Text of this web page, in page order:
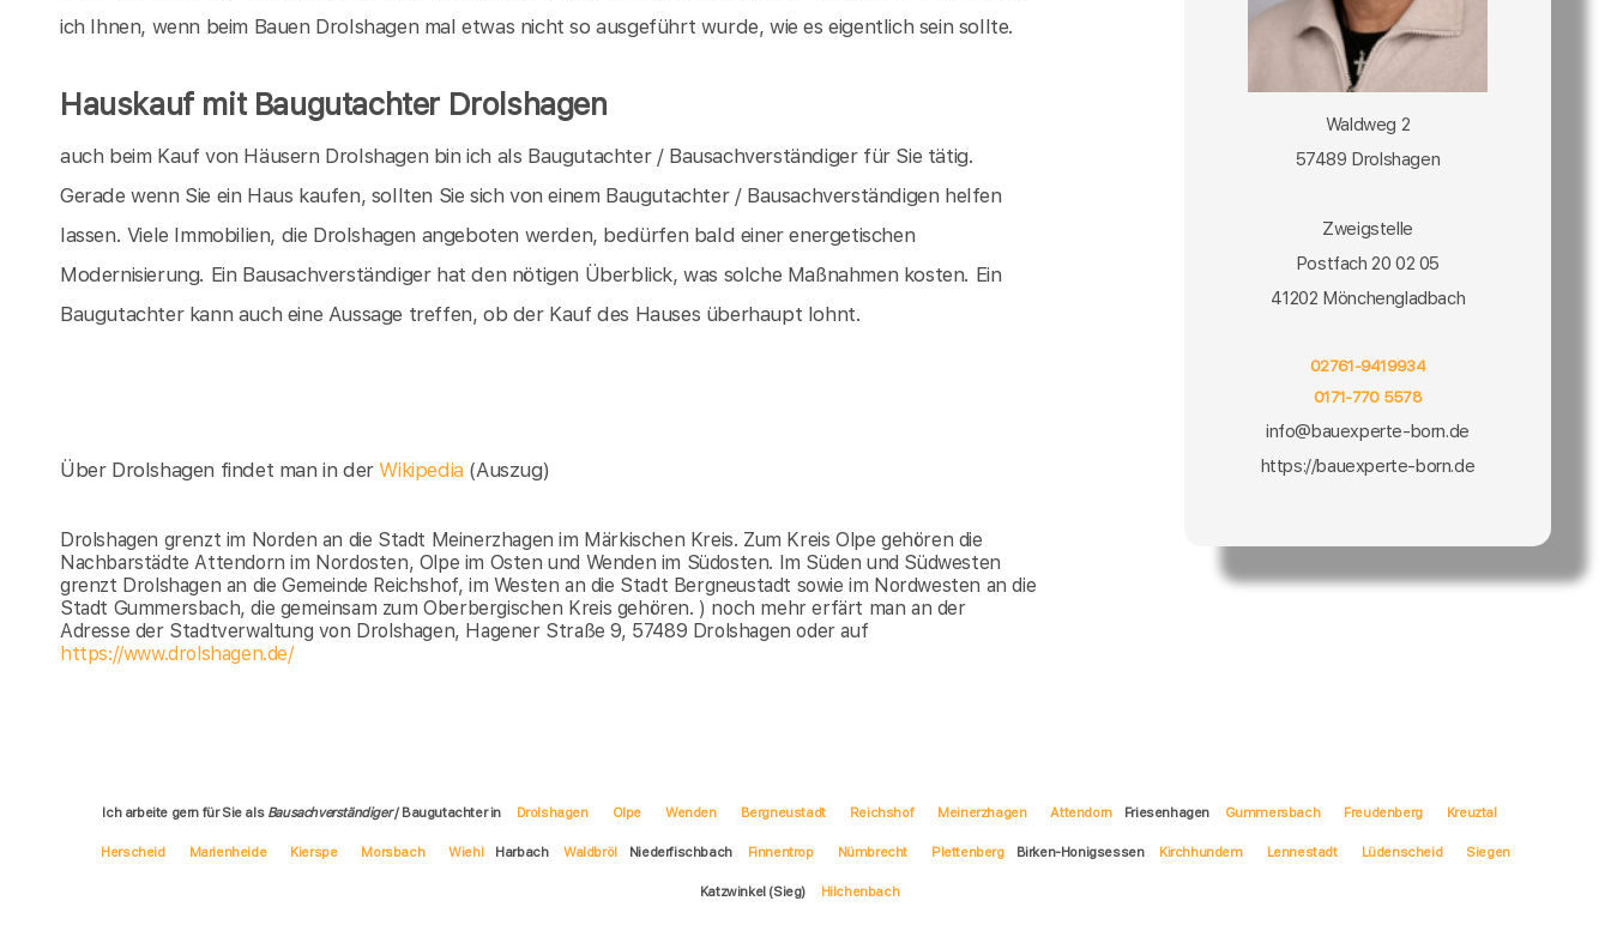
ich Ihnen, wenn beim Bauen Drolshagen mal etwas nicht so ausgeführt wurde, wie es eigentlich sein sollte.
Hauskauf mit Baugutachter Drolshagen
auch beim Kauf von Häusern Drolshagen bin ich als Baugutachter / Bausachverständiger für Sie tätig.
Gerade wenn Sie ein Haus kaufen, sollten Sie sich von einem Baugutachter / Bausachverständigen helfen
lassen. Viele Immobilien, die Drolshagen angeboten werden, bedürfen bald einer energetischen
Modernisierung. Ein Bausachverständiger hat den nötigen Überblick, was solche Maßnahmen kosten. Ein
Baugutachter kann auch eine Aussage treffen, ob der Kauf des Hauses überhaupt lohnt.
Über Drolshagen findet man in derWikipedia (Auszug)
Drolshagen grenzt im Norden an die Stadt Meinerzhagen im Märkischen Kreis. Zum Kreis Olpe gehören die
Nachbarstädte Attendorn im Nordosten, Olpe im Osten und Wenden im Südosten. Im Süden und Südwesten
grenzt Drolshagen an die Gemeinde Reichshof, im Westen an die Stadt Bergneustadt sowie im Nordwesten an die
Stadt Gummersbach, die gemeinsam zum Oberbergischen Kreis gehören. ) noch mehr erfärt man an der
Adresse der Stadtverwaltung von Drolshagen, Hagener Straße 9, 57489 Drolshagen oder auf
https://www.drolshagen.de/
Waldweg 2
57489 Drolshagen
Zweigstelle
Postfach 20 02 05
41202 Mönchengladbach
02761-9419934
0171-770 5578
info@bauexperte-born.de
https://bauexperte-born.de
Ich arbeite gern für Sie als Bausachverständiger/ Baugutachter in Drolshagen Olpe Wenden Bergneustadt Reichshof Meinerzhagen Attendorn Friesenhagen Gummersbach Freudenberg Kreuztal
Herscheid Marienheide Kierspe Morsbach Wiehl Harbach Waldbröl Niederfischbach Finnentrop Nümbrecht Plettenberg Birken-Honigsessen Kirchhundem Lennestadt Lüdenscheid Siegen
Katzwinkel (Sieg) Hilchenbach